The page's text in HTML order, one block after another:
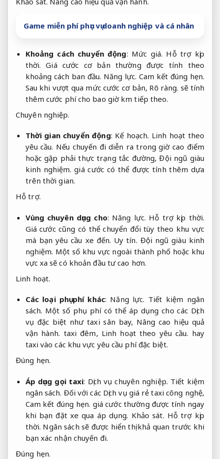
Game miễn phí phục vụ doanh nghiệp và cá nhân
Khoảng cách chuyển động: Mức giá. Hỗ trợ kịp
thời. Giá cước cơ bản thường được tính theo
khoảng cách ban đầu. Năng lực. Cam kết đúng hẹn.
Sau khi vượt qua mức cước cơ bản, Rõ ràng. sẽ tính
thêm cước phí cho bao giờ km tiếp theo.
Chuyên nghiệp.
Thời gian chuyển động: Kế hoạch. Linh hoạt theo
yêu cầu. Nếu chuyến đi diễn ra trong giờ cao điểm
hoặc gặp phải thực trạng tắc đường,Đội ngũ giàu
kinh nghiệm. giá cước có thể được tính thêm dựa
trên thời gian.
Hỗ trợ.
Vùng chuyên dụng cho: Năng lực. Hỗ trợ kịp thời.
Giá cước cũng có thể chuyển đổi tùy theo khu vực
mà bạn yêu cầu xe đến. Uy tín. Đội ngũ giàu kinh
nghiệm. Một số khu vực ngoài thành phố hoặc khu
vực xa sẽ có khoản đầu tư cao hơn.
Linh hoạt.
Các loại phụ phí khác: Năng lực. Tiết kiệm ngân
sách. Một số phụ phí có thể áp dụng cho các Dịch
vụ đặc biệt như taxi sân bay, Nâng cao hiệu quả
vận hành. taxi đêm, Linh hoạt theo yêu cầu. hay
taxi vào các khu vực yêu cầu phí đặc biệt.
Đúng hẹn.
Áp dụng gọi taxi: Dịch vụ chuyên nghiệp. Tiết kiệm
ngân sách. Đối với các Dịch vụ giá rẻ taxi công nghệ,
Cam kết đúng hẹn. giá cước thường được tính ngay
khi bạn đặt xe qua áp dụng. Khảo sát. Hỗ trợ kịp
thời. Ngân sách sẽ được hiển thị khả quan trước khi
bạn xác nhận chuyến đi.
Đúng hẹn.